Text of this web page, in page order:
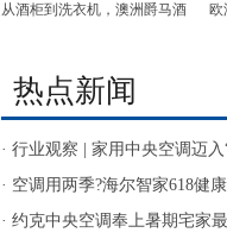
从酒柜到洗衣机，澳洲爵马酒 欧
热点新闻
· 行业观察 | 家用中央空调迈入
· 空调用两季?海尔智家618健
季
· 约克中央空调奉上暑期宅家